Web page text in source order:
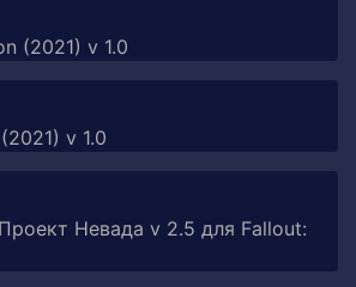
(2021) v 1.0
v 1.0
Невада v 2.5 для Fallout: